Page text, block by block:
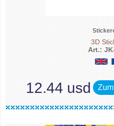
3D
Art.:
12.44 usd